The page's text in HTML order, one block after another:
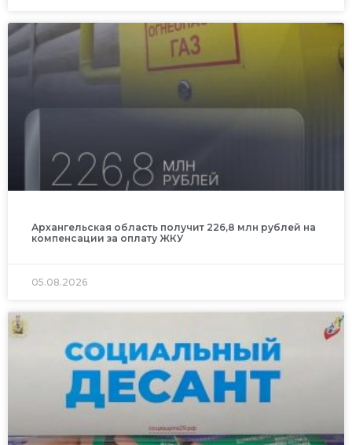
Архангельская область получит 226,8 млн рублей на
компенсации за оплату ЖКУ
05.08.2026